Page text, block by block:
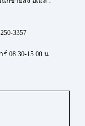
3357
08.30-15.00 น.